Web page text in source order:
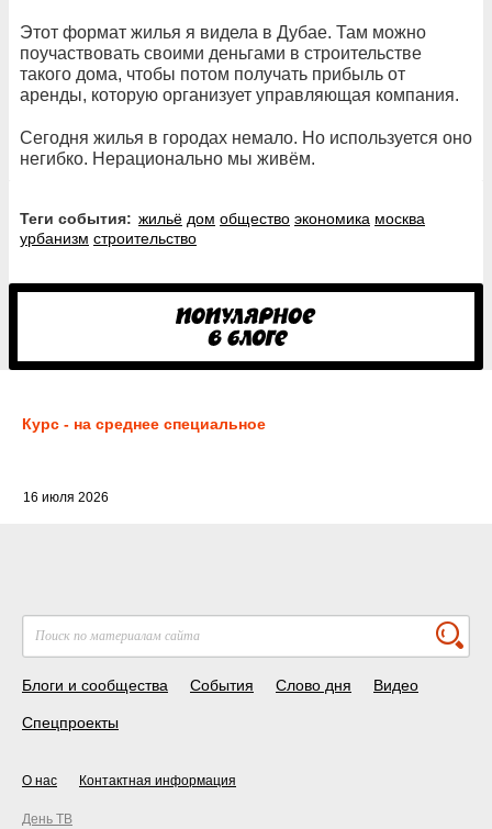
Этот формат жилья я видела в Дубае. Там можно
поучаствовать своими деньгами в строительстве
такого дома, чтобы потом получать прибыль от
аренды, которую организует управляющая компания.
Сегодня жилья в городах немало. Но используется оно
негибко. Нерационально мы живём.
Теги события: жильё дом общество экономика москва
урбанизм строительство
Курс - на среднее специальное
16 июля 2026
Блоги и сообщества События Слово дня Видео
Спецпроекты
О нас Контактная информация
День ТВ